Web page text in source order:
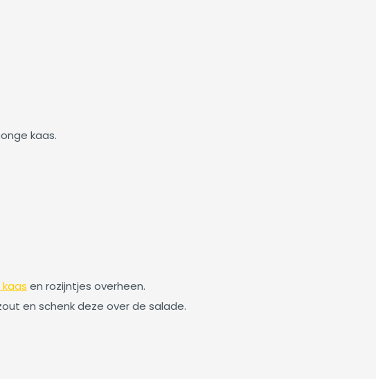
kaas.
en rozijntjes overheen.
en schenk deze over de salade.